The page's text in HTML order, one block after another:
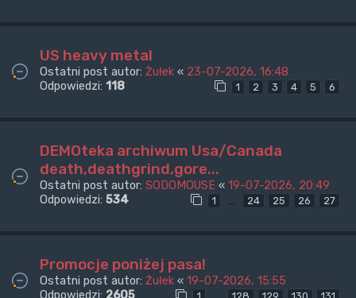
US heavy metal
Ostatni post autor: Żułek « 23-07-2026, 16:48
Odpowiedzi: 118 1 2 3 4 5 6
DEMOteka archiwum Usa/Canada
death,deathgrind,gore...
Ostatni post autor: SODOMOUSE « 19-07-2026, 20:49
Odpowiedzi: 534 1 … 24 25 26 27
Promocje poniżej pasa!
Ostatni post autor: Żułek « 19-07-2026, 15:55
Odpowiedzi: 2605